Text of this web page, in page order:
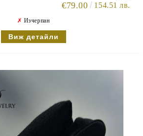
€79.00 154.51 лв.
✗ Изчерпан
Виж детайли